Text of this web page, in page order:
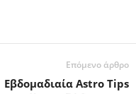
Επόμενο άρθρο
Εβδομαδιαία Astro Tips